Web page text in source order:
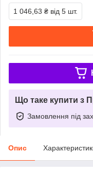
1 046,63 ₴ від 5 шт.
Що таке купити з
Замовлення під
Опис